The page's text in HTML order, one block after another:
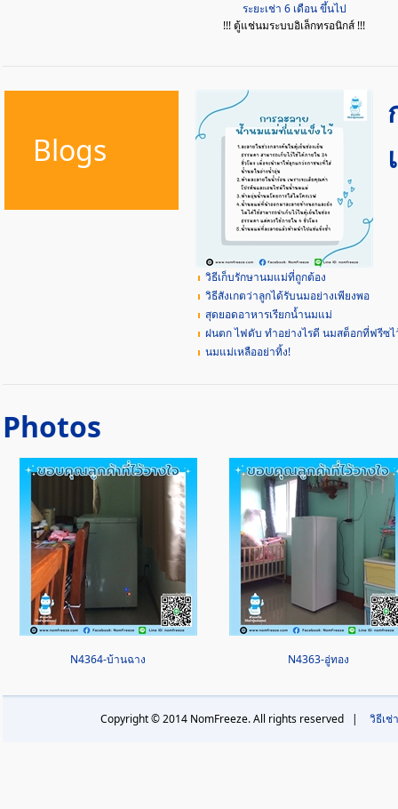
ระยะเช่า 6 เดือน ขึ้นไป
!!! ตู้แช่นมระบบอิเล็กทรอนิกส์ !!!
Blogs
วิธีเก็บรักษานมแม่ที่ถูกต้อง
วิธีสังเกตว่าลูกได้รับนมอย่างเพียงพอ
สุดยอดอาหารเรียกน้ำนมแม่
ฝนตก ไฟดับ ทำอย่างไรดี นมสต็อกที่ฟรีซไ
นมแม่เหลืออย่าทิ้ง!
Photos
N4364-บ้านฉาง N4363-อู่ทอง
Copyright © 2014 NomFreeze. All rights reserved | วิธีเช่